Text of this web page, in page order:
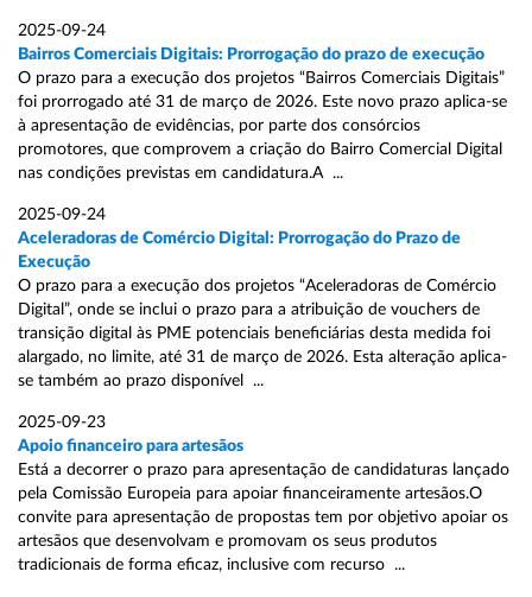
2025-09-24
Bairros Comerciais Digitais: Prorrogação do prazo de execução
O prazo para a execução dos projetos “Bairros Comerciais Digitais”
foi prorrogado até 31 de março de 2026. Este novo prazo aplica-se
à apresentação de evidências, por parte dos consórcios
promotores, que comprovem a criação do Bairro Comercial Digital
nas condições previstas em candidatura.A ...
2025-09-24
Aceleradoras de Comércio Digital: Prorrogação do Prazo de
Execução
O prazo para a execução dos projetos “Aceleradoras de Comércio
Digital”, onde se inclui o prazo para a atribuição de vouchers de
transição digital às PME potenciais beneficiárias desta medida foi
alargado, no limite, até 31 de março de 2026. Esta alteração aplica-
se também ao prazo disponível ...
2025-09-23
Apoio financeiro para artesãos
Está a decorrer o prazo para apresentação de candidaturas lançado
pela Comissão Europeia para apoiar financeiramente artesãos.O
convite para apresentação de propostas tem por objetivo apoiar os
artesãos que desenvolvam e promovam os seus produtos
tradicionais de forma eficaz, inclusive com recurso ...